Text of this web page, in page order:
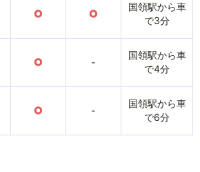
○ ○
国領駅から車
で3分
○ -
国領駅から車
で4分
○ -
国領駅から車
で6分